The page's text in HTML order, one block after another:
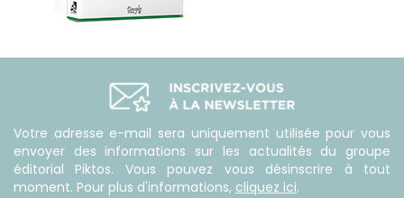
Votre adresse e-mail sera uniquement utilisée pour vous
envoyer des informations sur les actualités du groupe
éditorial Piktos. Vous pouvez vous désinscrire à tout
moment. Pour plus d'informations, cliquez ici.